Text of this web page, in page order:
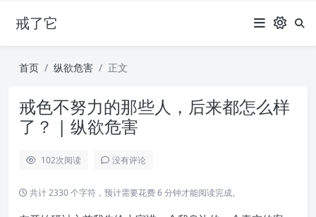
戒了它
首页 纵欲危害 正文
戒色不努力的那些人，后来都怎么样
了？ | 纵欲危害
102次阅读 没有评论
共计 2330 个字符，预计需要花费 6 分钟才能阅读完成。